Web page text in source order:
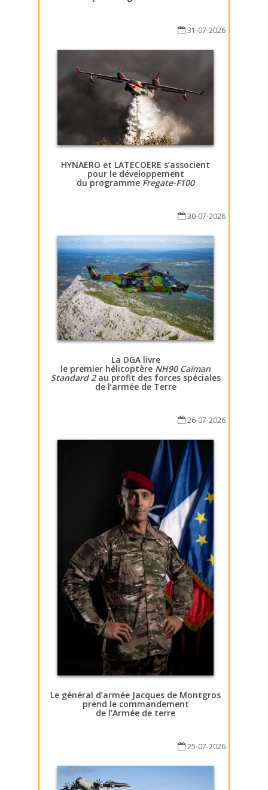
31-07-2026
HYNAERO et LATECOERE s’associent
pour le développement
du programme Fregate-F100
30-07-2026
La DGA livre
le premier hélicoptère NH90 Caïman
Standard 2au profit des forces spéciales
de l’armée de Terre
26-07-2026
Le général d’armée Jacques de Montgros
prend le commandement
de l’Armée de terre
25-07-2026